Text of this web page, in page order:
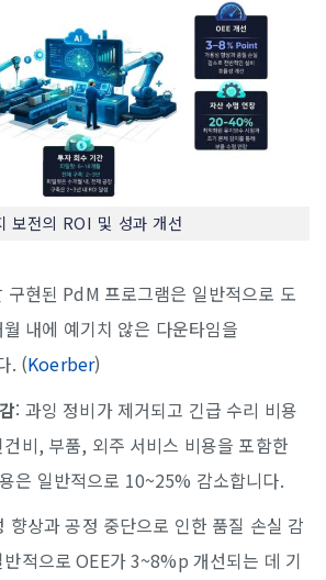
보전의 ROI 및 성과 개선
구현된 PdM 프로그램은 일반적으로 도
내에 예기치 않은 다운타임을
. (Koerber)
: 과잉 정비가 제거되고 긴급 수리 비용
비, 부품, 외주 서비스 비용을 포함한
은 일반적으로 10~25% 감소합니다.
향상과 공정 중단으로 인한 품질 손실 감
적으로 OEE가 3~8%p 개선되는 데 기